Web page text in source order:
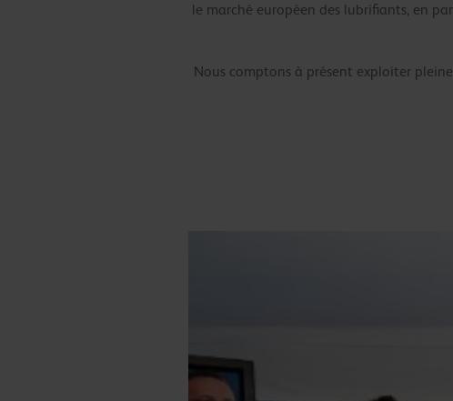
le marché européen des lubrifiants, en
Nous comptons à présent exploiter